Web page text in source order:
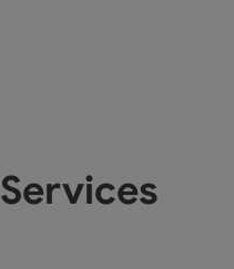
Services